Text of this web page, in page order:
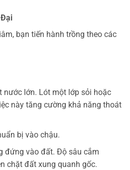
Đại
bạn tiến hành trồng theo các
nước lớn. Lót một lớp sỏi hoặc
này tăng cường khả năng thoát
bị vào chậu.
đứng vào đất. Độ sâu cắm
chặt đất xung quanh gốc.